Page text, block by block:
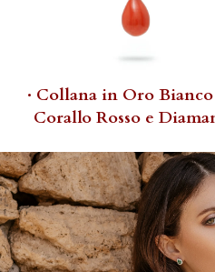
· Collana in Oro
Corallo Rosso e